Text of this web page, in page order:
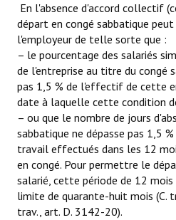
En l'absence d'accord collectif
départ en congé sabbatique
l'employeur de telle sorte que :
– le pourcentage des salariés
de l'entreprise au titre du congé
pas 1,5 % de l'effectif de cette
date à laquelle cette condition
– ou que le nombre de jours
sabbatique ne dépasse pas 1,5
travail effectués dans les 12
en congé. Pour permettre le
salarié, cette période de 12
limite de quarante-huit mois (C.
trav., art. D. 3142-20).